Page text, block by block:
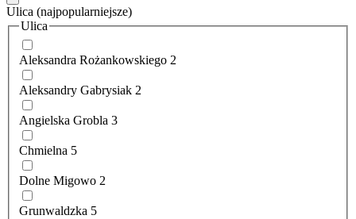
Ulica (najpopularniejsze)
Ulica
Aleksandra Rożankowskiego 2
Aleksandry Gabrysiak 2
Angielska Grobla 3
Chmielna 5
Dolne Migowo 2
Grunwaldzka 5